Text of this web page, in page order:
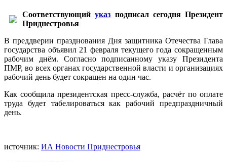
Соответствующийуказ подписал сегодня Президент
Приднестровья
В преддверии празднования Дня защитника Отечества Глава
государства объявил 21 февраля текущего года сокращенным
рабочим днём. Согласно подписанному указу Президента
ПМР, во всех органах государственной власти и организациях
рабочий день будет сокращен на один час.
Как сообщила президентская пресс-служба, расчёт по оплате
труда будет табелироваться как рабочий предпраздничный
день.
источник: ИА Новости Приднестровья